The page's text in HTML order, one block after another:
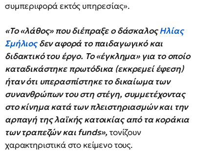
συμπεριφορά εκτός υπηρεσίας».
«Το «λάθος» που διέπραξε ο δάσκαλοςΗλίας
Σμήλιοςδεν αφορά το παιδαγωγικό και
διδακτικό του έργο. Το «έγκλημα» για το οποίο
καταδικάστηκε πρωτόδικα (εκκρεμεί έφεση)
ήταν ότι υπερασπίστηκε το δικαίωμα των
συνανθρώπων του στη στέγη, συμμετέχοντας
στο κίνημα κατά των πλειστηριασμών και την
αρπαγή της λαϊκής κατοικίας από τα κοράκια
των τραπεζών και funds», τονίζουν
χαρακτηριστικά στο κείμενο τους.